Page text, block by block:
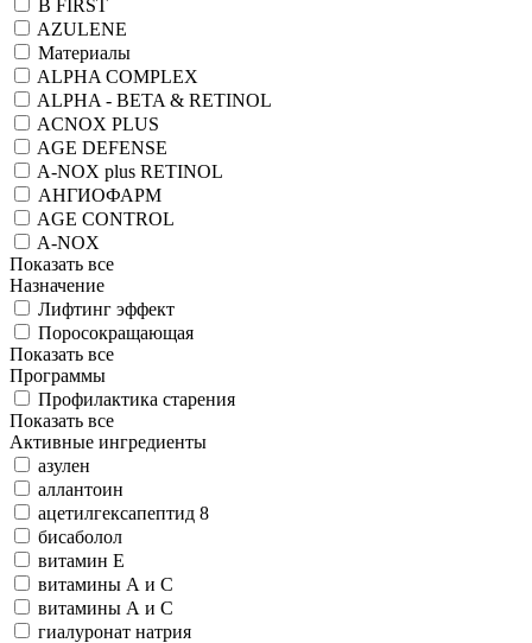
B FIRST
AZULENE
Материалы
ALPHA COMPLEX
ALPHA - BETA & RETINOL
ACNOX PLUS
AGE DEFENSE
A-NOX plus RETINOL
АНГИОФАРМ
AGE CONTROL
A-NOX
Показать все
Назначение
Лифтинг эффект
Поросокращающая
Показать все
Программы
Профилактика старения
Показать все
Активные ингредиенты
азулен
аллантоин
ацетилгексапептид 8
бисаболол
витамин Е
витамины А и С
витамины А и С
гиалуронат натрия